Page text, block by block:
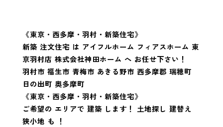
《東京・西多摩・羽村・新築住宅》
新築 注文住宅 は アイフルホーム フィアスホーム 東
京羽村店 株式会社神田ホーム へ お任せ下さい！
羽村市 福生市 青梅市 あきる野市 西多摩郡 瑞穂町
日の出町 奥多摩町
《東京・西多摩・羽村・新築住宅》
ご希望の エリアで 建築 します！ 土地探し 建替え
狭小地 も ！